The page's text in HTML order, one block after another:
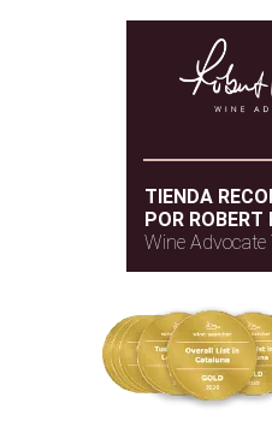
TIENDA
POR ROBERT
Wine Advocate